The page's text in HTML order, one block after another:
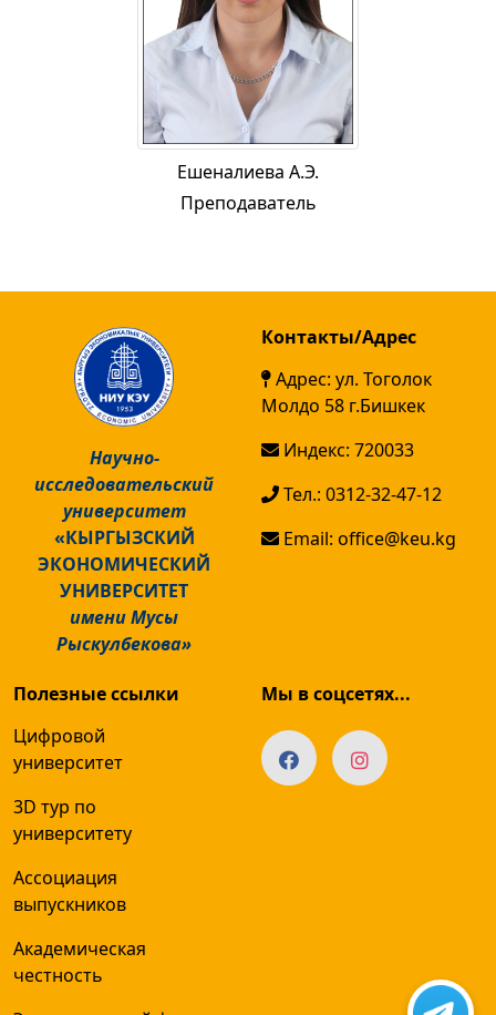
Ешеналиева А.Э.
Преподаватель
Научно-
исследовательский
университет
«КЫРГЫЗСКИЙ
ЭКОНОМИЧЕСКИЙ
УНИВЕРСИТЕТ
имени Мусы
Рыскулбекова»
Контакты/Адрес
Адрес: ул. Тоголок
Молдо 58 г.Бишкек
Индекс: 720033
Тел.: 0312-32-47-12
Email: office@keu.kg
Полезные ссылки
Цифровой
университет
3D тур по
университету
Ассоциация
выпускников
Академическая
честность
Мы в соцсетях...